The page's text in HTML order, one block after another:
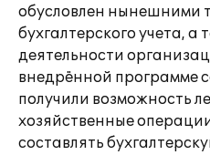
обусловлен нынешними
бухгалтерского учета,
деятельности
внедрённой программе
получили возможность
хозяйственные
составлять